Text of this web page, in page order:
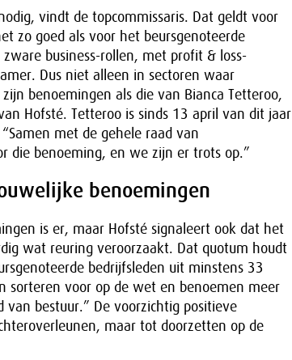
vindt de topcommissaris. Dat geldt voor
zo goed als voor het beursgenoteerde
business-rollen, met profit & loss-
Dus niet alleen in sectoren waar
benoemingen als die van Bianca Tetteroo,
Hofsté. Tetteroo is sinds 13 april van dit jaar
met de gehele raad van
die benoeming, en we zijn er trots op.”
benoemingen
is er, maar Hofsté signaleert ook dat het
wat reuring veroorzaakt. Dat quotum houdt
bedrijfsleden uit minstens 33
sorteren voor op de wet en benoemen meer
bestuur.” De voorzichtig positieve
maar tot doorzetten op de